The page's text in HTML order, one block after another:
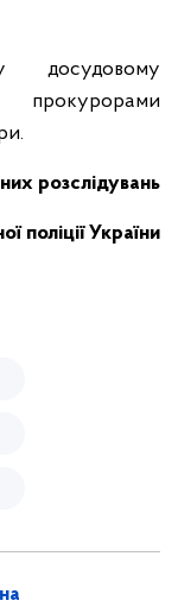
досудовому
прокурорами
розслідувань
поліції України